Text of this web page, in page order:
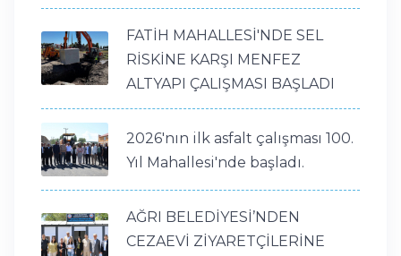
FATİH MAHALLESİ'NDE SEL
RİSKİNE KARŞI MENFEZ
ALTYAPI ÇALIŞMASI BAŞLADI
2026'nın ilk asfalt çalışması 100.
Yıl Mahallesi'nde başladı.
AĞRI BELEDİYESİ’NDEN
CEZAEVİ ZİYARETÇİLERİNE